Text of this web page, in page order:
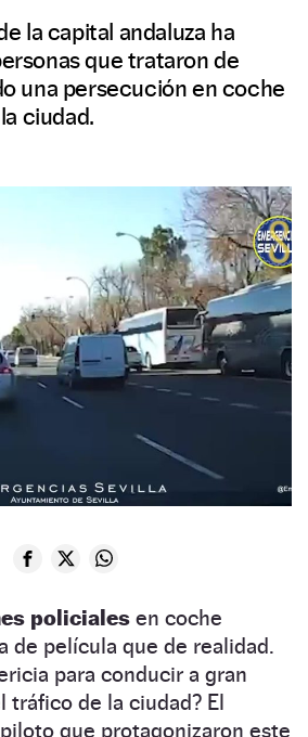
la capital andaluza ha
que trataron de
una persecución en coche
ciudad.
policiales en coche
de película que de realidad.
para conducir a gran
tráfico de la ciudad? El
que protagonizaron este